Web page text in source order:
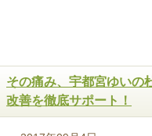
その痛み、宇都宮ゆいの
改善を徹底サポート！